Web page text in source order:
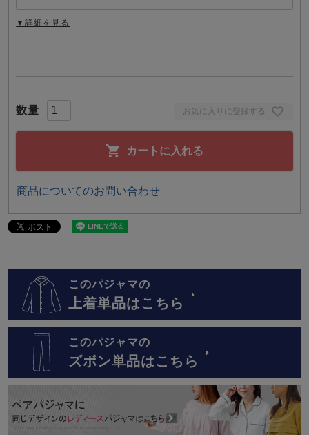
お気に入りに登録する
カートに入れる
▼詳細を見る
商品についてのお問い合わせ
このパジャマの
上着単品はこちら
このパジャマの
ズボン単品はこちら